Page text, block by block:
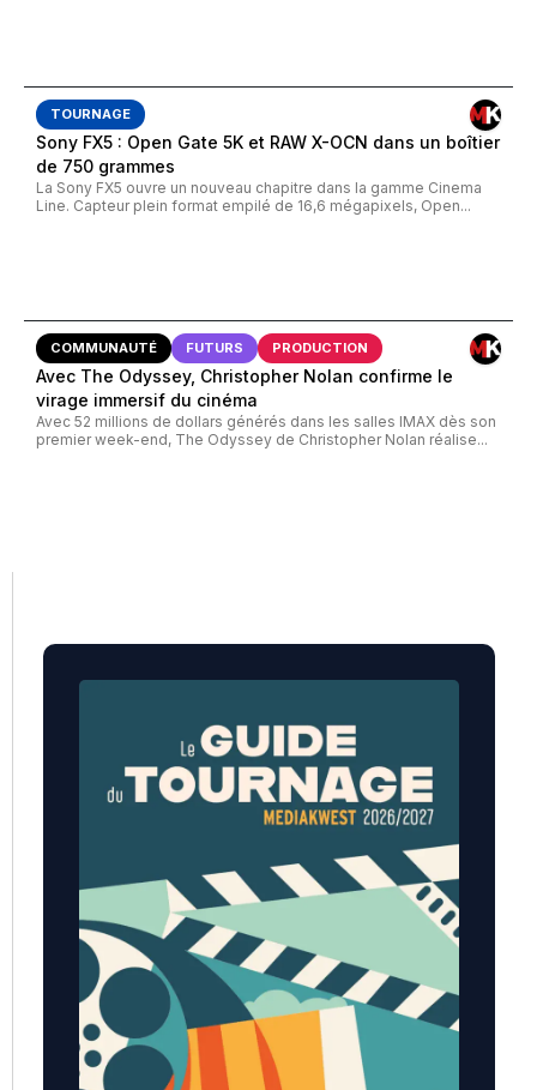
TOURNAGE
Sony FX5 : Open Gate 5K et RAW X-OCN dans un boîtier
de 750 grammes
La Sony FX5 ouvre un nouveau chapitre dans la gamme Cinema
Line. Capteur plein format empilé de 16,6 mégapixels, Open...
COMMUNAUTÉ FUTURS PRODUCTION
Avec The Odyssey, Christopher Nolan confirme le
virage immersif du cinéma
Avec 52 millions de dollars générés dans les salles IMAX dès son
premier week-end, The Odyssey de Christopher Nolan réalise...